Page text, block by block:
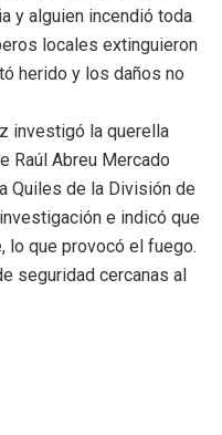
y alguien incendió toda
locales extinguieron
herido y los daños no
investigó la querella
Raúl Abreu Mercado
Quiles de la División de
e indicó que
lo que provocó el fuego.
seguridad cercanas al